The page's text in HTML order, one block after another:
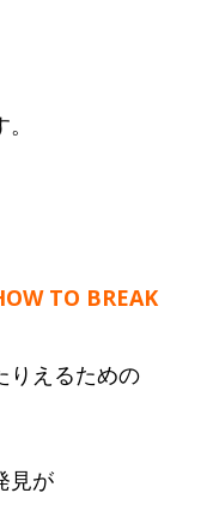
TO BREAK
りえるための
見が